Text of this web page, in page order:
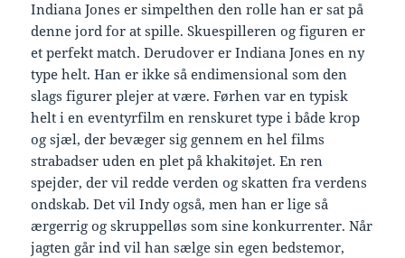
Indiana Jones er simpelthen den rolle han er sat på
denne jord for at spille. Skuespilleren og figuren er
et perfekt match. Derudover er Indiana Jones en ny
type helt. Han er ikke så endimensional som den
slags figurer plejer at være. Førhen var en typisk
helt i en eventyrfilm en renskuret type i både krop
og sjæl, der bevæger sig gennem en hel films
strabadser uden en plet på khakitøjet. En ren
spejder, der vil redde verden og skatten fra verdens
ondskab. Det vil Indy også, men han er lige så
ærgerrig og skruppelløs som sine konkurrenter. Når
jagten går ind vil han sælge sin egen bedstemor,